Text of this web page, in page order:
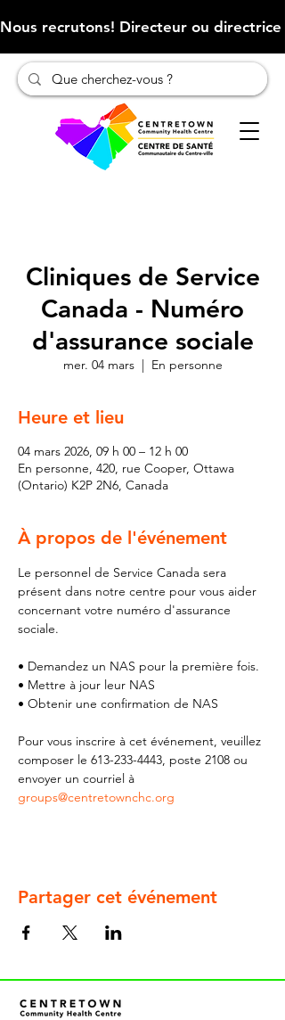
Nous recrutons! Directeur ou
Cliniques de Service
Canada - Numéro
d'assurance sociale
mer. 04 mars
  |
En personne
Heure et lieu
04 mars 2026, 09 h 00 – 12 h 00
En personne, 420, rue Cooper, Ottawa
(Ontario) K2P 2N6, Canada
À propos de l'événement
Le personnel de Service Canada sera
présent dans notre centre pour vous aider
concernant votre numéro d'assurance
sociale.
• Demandez un NAS pour la première fois.
• Mettre à jour leur NAS
• Obtenir une confirmation de NAS
Pour vous inscrire à cet événement, veuillez
composer le 613-233-4443, poste 2108 ou
envoyer un courriel à
groups@centretownchc.org
Partager cet événement